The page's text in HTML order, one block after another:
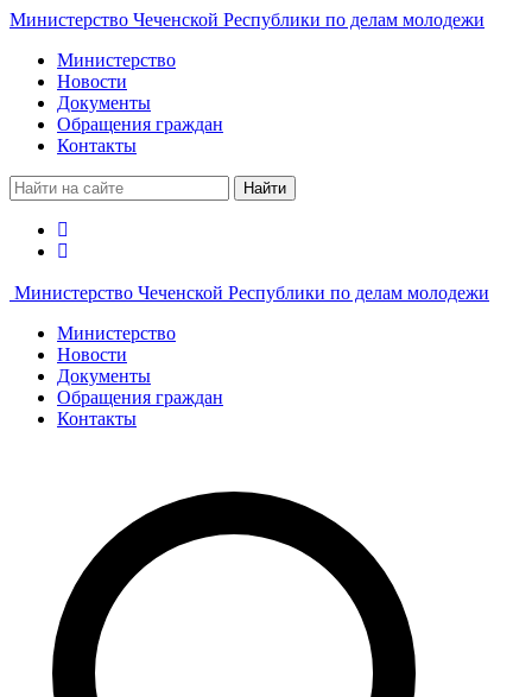
Министерство Чеченской Республики по делам молодежи
Министерство
Новости
Документы
Обращения граждан
Контакты
Найти
Министерство Чеченской Республики по делам молодежи
Министерство
Новости
Документы
Обращения граждан
Контакты